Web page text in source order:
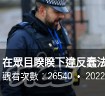
在眾目睽睽下違反蠢
觀看次數：26540 •